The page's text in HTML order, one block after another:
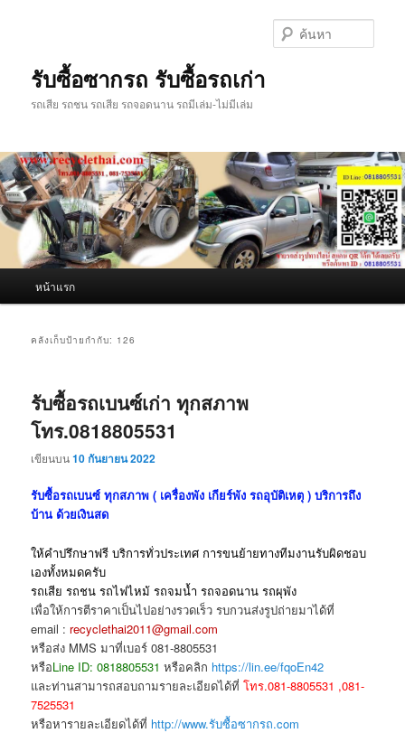
รับซื้อซากรถ รับซื้อรถเก่า
รถเสีย รถชน รถเสีย รถจอดนาน รถมีเล่ม-ไม่มีเล่ม
หน้าแรก
คลังเก็บป้ายกำกับ: 126
รับซื้อรถเบนซ์เก่า ทุกสภาพ
โทร.0818805531
เขียนบน10 กันยายน 2022
รับซื้อรถเบนซ์ ทุกสภาพ ( เครื่องพัง เกียร์พัง รถอุบัติเหตุ ) บริการถึง
บ้าน ด้วยเงินสด
ให้คำปรึกษาฟรี บริการทั่วประเทศ การขนย้ายทางทีมงานรับผิดชอบ
เองทั้งหมดครับ
รถเสีย รถชน รถไฟไหม้ รถจมน้ำ รถจอดนาน รถผุพัง
เพื่อให้การตีราคาเป็นไปอย่างรวดเร็ว รบกวนส่งรูปถ่ายมาได้ที่
email : recyclethai2011@gmail.com
หรือส่ง MMS มาที่เบอร์ 081-8805531
หรือLine ID: 0818805531หรือคลิก https://lin.ee/fqoEn42
และท่านสามารถสอบถามรายละเอียดได้ที่โทร.081-8805531 ,081-
7525531
หรือหารายละเอียดได้ที่ http://www.รับซื้อซากรถ.com